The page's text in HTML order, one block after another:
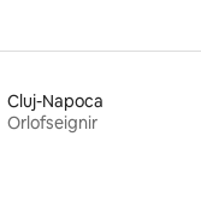
Cluj-Napoca
Orlofseignir